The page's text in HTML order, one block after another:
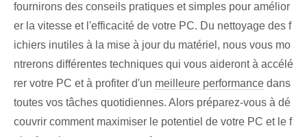
fournirons des conseils pratiques et simples pour amélior
er la vitesse et l'efficacité de votre PC. Du nettoyage des f
ichiers inutiles à la mise à jour du matériel, nous vous mo
ntrerons différentes techniques qui vous aideront à accélé
rer votre PC et à profiter d'un meilleure performance dans
toutes vos tâches quotidiennes. Alors préparez-vous à dé
couvrir comment maximiser le potentiel de votre PC et le f